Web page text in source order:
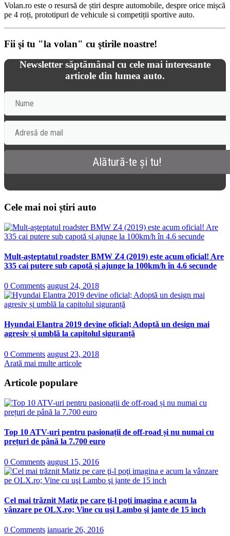
Volan.ro este o resursă de știri despre automobile, despre orice mișcă
pe 4 roți, prototipuri de vehicule si competiții sportive auto.
Fii şi tu "la volan" cu ştirile noastre!
Newsletter săptămânal cu cele mai interesante
articole din lumea auto.
Cele mai noi știri auto
Mult-așteptatul roadster BMW Z4 (2019) este acum oficial! Are
335 cai putere sub capotă și ajunge la 100km/h în 4.6 secunde
0 Comments august 24, 2018
Hyundai Elantra 2019 devine oficial; Adoptă un design mai
agresiv și umblă la capitolul siguranță
0 Comments august 23, 2018
Arată mai multe articole
Articole populare
Top 10 ATV-uri pentru pasionații de off-road și nu numai cu
prețuri de până la 7.700 euro
0 Comments august 15, 2016
Cel mai trăznit Matiz pe care ţi-l poţi imagina e acum la
vânzare pe OLX.ro; Vine cu uşi Lambo şi jante de 15 inch
0 Comments ianuarie 26, 2016